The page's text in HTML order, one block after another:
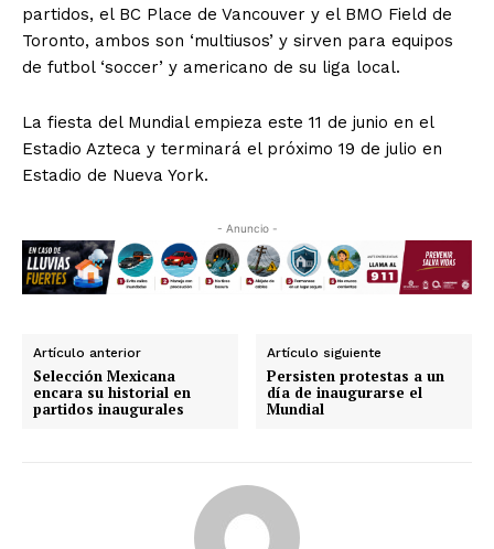
partidos, el BC Place de Vancouver y el BMO Field de
Toronto, ambos son ‘multiusos’ y sirven para equipos
de futbol ‘soccer’ y americano de su liga local.
La fiesta del Mundial empieza este 11 de junio en el
Estadio Azteca y terminará el próximo 19 de julio en
Estadio de Nueva York.
- Anuncio -
Artículo anterior
Selección Mexicana
encara su historial en
partidos inaugurales
Artículo siguiente
Persisten protestas a un
día de inaugurarse el
Mundial